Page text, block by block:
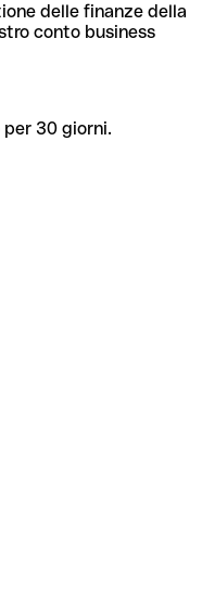
delle finanze della
conto business
per 30 giorni.